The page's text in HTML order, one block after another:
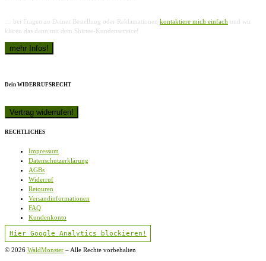
… bei Fragen zu Deiner Bestellung oder Reklamationen kontaktiere mich einfach und wir
klären das dann mit dem Shirtee-Kundenservice!
Dein WIDERRUFSRECHT
RECHTLICHES
Impressum
Datenschutzerklärung
AGBs
Widerruf
Retouren
Versandinformationen
FAQ
Kundenkonto
Hier Google Analytics blockieren!
© 2026 WaldMonster – Alle Rechte vorbehalten